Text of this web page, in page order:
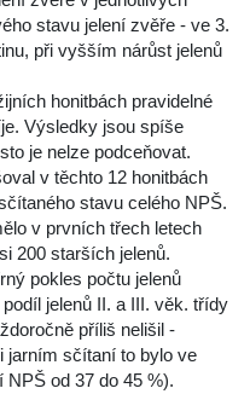
stavu jelení zvěře - ve 3.
při vyšším nárůst jelenů
honitbách pravidelné
Výsledky jsou spíše
je nelze podceňovat.
v těchto 12 honitbách
stavu celého NPŠ.
v prvních třech letech
200 starších jelenů.
pokles počtu jelenů
jelenů II. a III. věk. třídy
příliš nelišil -
jarním sčítaní to bylo ve
od 37 do 45 %).